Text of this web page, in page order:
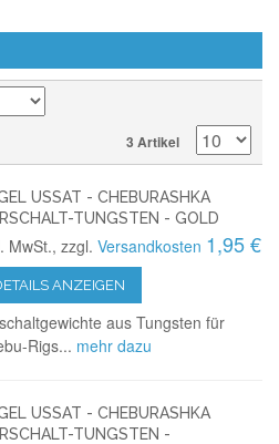
3 Artikel
USSAT - CHEBURASHKA
TUNGSTEN - GOLD
MwSt., zzgl.Versandkosten 1,95 €
ANZEIGEN
aus Tungsten für
Rigs... mehr dazu
USSAT - CHEBURASHKA
TUNGSTEN -